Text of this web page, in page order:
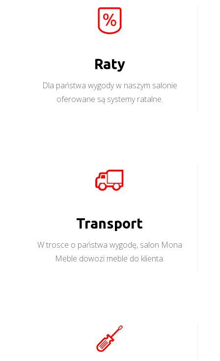
Raty
Dla państwa wygody w naszym salonie
oferowane są systemy ratalne.
Transport
W trosce o państwa wygodę, salon Mona
Meble dowozi meble do klienta.